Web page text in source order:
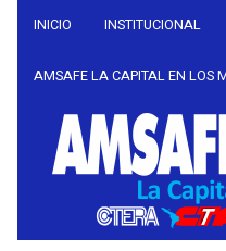
INICIO INSTITUCIONAL
AMSAFE LA CAPITAL EN LOS